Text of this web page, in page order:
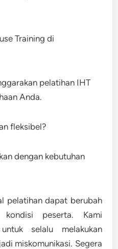
Training di
pelatihan IHT
Anda.
fleksibel?
dengan kebutuhan
pelatihan dapat berubah
kondisi peserta. Kami
selalu melakukan
miskomunikasi. Segera